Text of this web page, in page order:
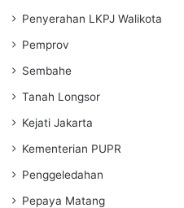
Penyerahan LKPJ Walikota
Pemprov
Sembahe
Tanah Longsor
Kejati Jakarta
Kementerian PUPR
Penggeledahan
Pepaya Matang